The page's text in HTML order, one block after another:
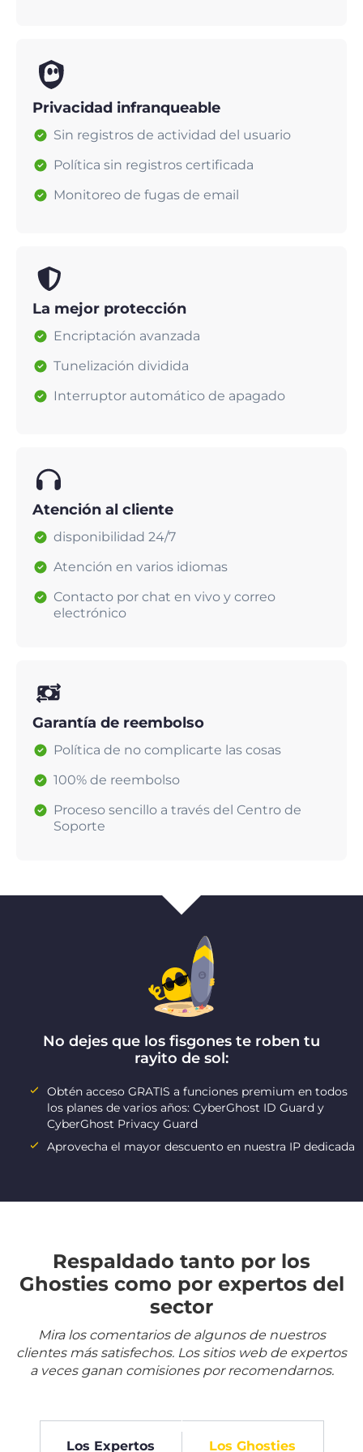
Privacidad infranqueable
Sin registros de actividad del usuario
Política sin registros certificada
Monitoreo de fugas de email
La mejor protección
Encriptación avanzada
Tunelización dividida
Interruptor automático de apagado
Atención al cliente
disponibilidad 24/7
Atención en varios idiomas
Contacto por chat en vivo y correo
electrónico
Garantía de reembolso
Política de no complicarte las cosas
100% de reembolso
Proceso sencillo a través del Centro de
Soporte
No dejes que los fisgones te roben tu
rayito de sol:
Obtén acceso GRATIS a funciones premium en todos
los planes de varios años: CyberGhost ID Guard y
CyberGhost Privacy Guard
Aprovecha el mayor descuento en nuestra IP dedicada
Respaldado tanto por los
Ghosties como por expertos del
sector
Mira los comentarios de algunos de nuestros
clientes más satisfechos. Los sitios web de expertos
a veces ganan comisiones por recomendarnos.
Los Expertos Los Ghosties